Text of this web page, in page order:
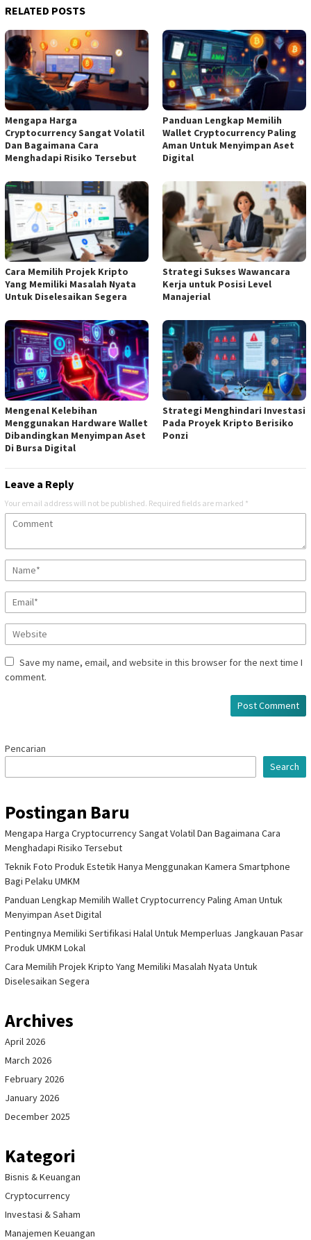
RELATED POSTS
Mengapa Harga
Cryptocurrency Sangat Volatil
Dan Bagaimana Cara
Menghadapi Risiko Tersebut
Panduan Lengkap Memilih
Wallet Cryptocurrency Paling
Aman Untuk Menyimpan Aset
Digital
Cara Memilih Projek Kripto
Yang Memiliki Masalah Nyata
Untuk Diselesaikan Segera
Strategi Sukses Wawancara
Kerja untuk Posisi Level
Manajerial
Mengenal Kelebihan
Menggunakan Hardware Wallet
Dibandingkan Menyimpan Aset
Di Bursa Digital
Strategi Menghindari Investasi
Pada Proyek Kripto Berisiko
Ponzi
Leave a Reply
Your email address will not be published. Required fields are marked *
Save my name, email, and website in this browser for the next time I
comment.
Pencarian
Search
Postingan Baru
Mengapa Harga Cryptocurrency Sangat Volatil Dan Bagaimana Cara
Menghadapi Risiko Tersebut
Teknik Foto Produk Estetik Hanya Menggunakan Kamera Smartphone
Bagi Pelaku UMKM
Panduan Lengkap Memilih Wallet Cryptocurrency Paling Aman Untuk
Menyimpan Aset Digital
Pentingnya Memiliki Sertifikasi Halal Untuk Memperluas Jangkauan Pasar
Produk UMKM Lokal
Cara Memilih Projek Kripto Yang Memiliki Masalah Nyata Untuk
Diselesaikan Segera
Archives
April 2026
March 2026
February 2026
January 2026
December 2025
Kategori
Bisnis & Keuangan
Cryptocurrency
Investasi & Saham
Manajemen Keuangan